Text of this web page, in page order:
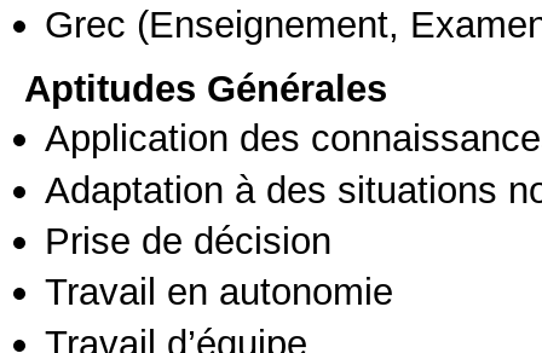
Grec (Enseignement,
Aptitudes Générales
Application des
Adaptation à des situations
Prise de décision
Travail en autonomie
Travail d’équipe